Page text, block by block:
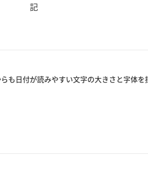
記
も日付が読みやすい文字の大きさと字体を